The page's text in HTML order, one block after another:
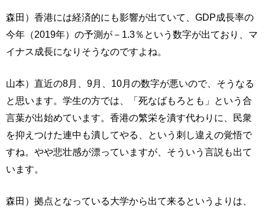
森田）香港には経済的にも影響が出ていて、GDP成長率の
今年（2019年）の予測が－1.3％という数字が出ており、マ
イナス成長になりそうなのですよね。
山本）直近の8月、9月、10月の数字が悪いので、そうなる
と思います。学生の方では、「死なばもろとも」という合
言葉が出始めています。香港の繁栄を潰す代わりに、民衆
を抑えつけた連中も潰してやる、という刺し違えの覚悟で
すね。やや悲壮感が漂っていますが、そういう言説も出て
います。
森田）拠点となっている大学から出て来るというよりは、